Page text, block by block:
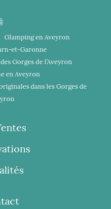
Glamping en Aveyron
et-Garonne
Gorges de l’Aveyron
en Aveyron
dans les Gorges de